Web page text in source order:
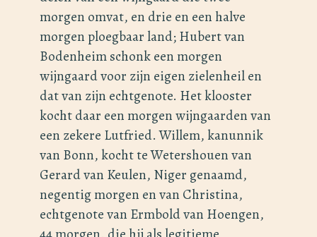
morgen omvat, en drie en een halve
morgen ploegbaar land; Hubert van
Bodenheim schonk een morgen
wijngaard voor zijn eigen zielenheil en
dat van zijn echtgenote. Het klooster
kocht daar een morgen wijngaarden van
een zekere Lutfried. Willem, kanunnik
van Bonn, kocht te Wetershouen van
Gerard van Keulen, Niger genaamd,
negentig morgen en van Christina,
echtgenote van Ermbold van Hoengen,